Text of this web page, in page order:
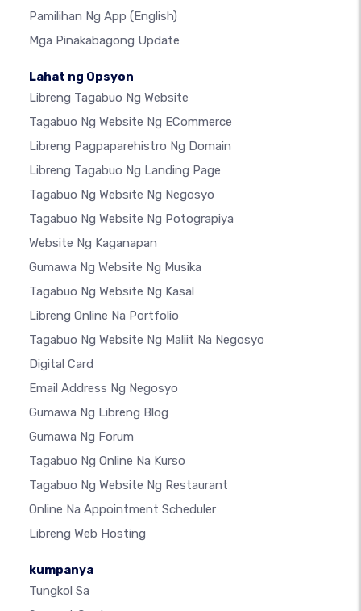
Pamilihan Ng App (English)
Mga Pinakabagong Update
Lahat ng Opsyon
Libreng Tagabuo Ng Website
Tagabuo Ng Website Ng ECommerce
Libreng Pagpaparehistro Ng Domain
Libreng Tagabuo Ng Landing Page
Tagabuo Ng Website Ng Negosyo
Tagabuo Ng Website Ng Potograpiya
Website Ng Kaganapan
Gumawa Ng Website Ng Musika
Tagabuo Ng Website Ng Kasal
Libreng Online Na Portfolio
Tagabuo Ng Website Ng Maliit Na Negosyo
Digital Card
Email Address Ng Negosyo
Gumawa Ng Libreng Blog
Gumawa Ng Forum
Tagabuo Ng Online Na Kurso
Tagabuo Ng Website Ng Restaurant
Online Na Appointment Scheduler
Libreng Web Hosting
kumpanya
Tungkol Sa